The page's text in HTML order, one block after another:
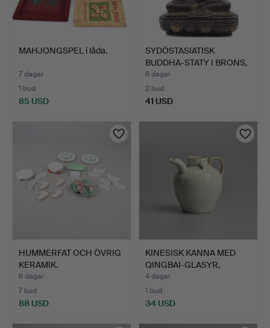
MAHJONGSPEL i låda.
7 dagar
1 bud
85 USD
SYDÖSTASIATISK
BUDDHA-STATY I BRONS,
1900-…
6 dagar
2 bud
41 USD
HUMMERFAT OCH ÖVRIG
KERAMIK.
6 dagar
7 bud
88 USD
KINESISK KANNA MED
QINGBAI-GLASYR,
SONGDYN…
4 dagar
1 bud
34 USD